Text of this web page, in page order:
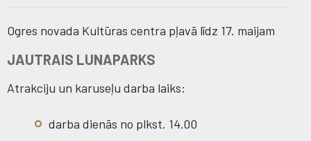
Ogres novada Kultūras centra pļavā līdz 17. maijam
JAUTRAIS LUNAPARKS
Atrakciju un karuseļu darba laiks:
darba dienās no plkst. 14.00